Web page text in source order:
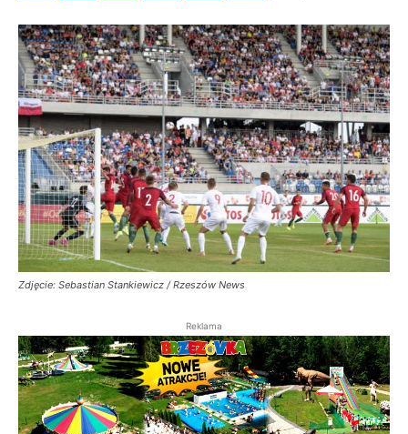
Zdjęcie: Sebastian Stankiewicz / Rzeszów News
Reklama